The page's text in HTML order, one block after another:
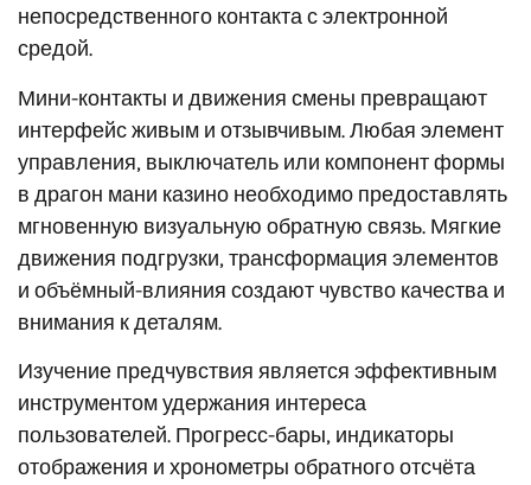
непосредственного контакта с электронной
средой.
Мини-контакты и движения смены превращают
интерфейс живым и отзывчивым. Любая элемент
управления, выключатель или компонент формы
в драгон мани казино необходимо предоставлять
мгновенную визуальную обратную связь. Мягкие
движения подгрузки, трансформация элементов
и объёмный-влияния создают чувство качества и
внимания к деталям.
Изучение предчувствия является эффективным
инструментом удержания интереса
пользователей. Прогресс-бары, индикаторы
отображения и хронометры обратного отсчёта